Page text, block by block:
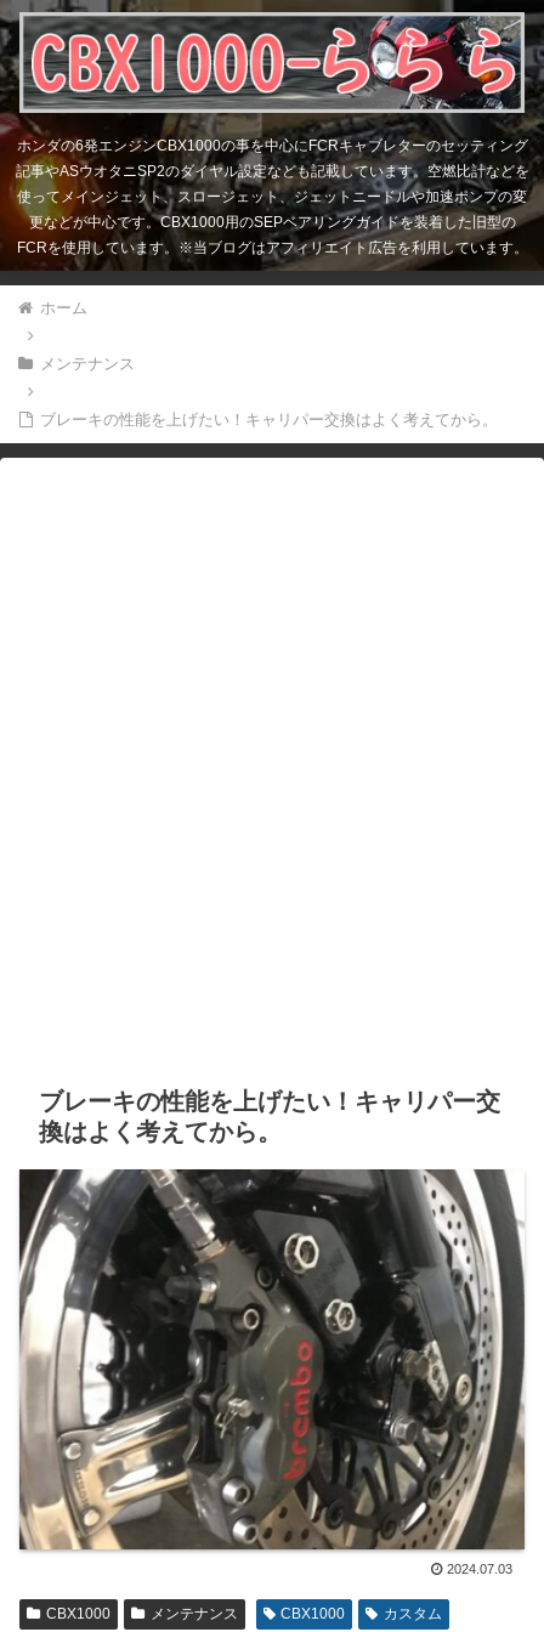
ホンダの6発エンジンCBX1000の事を中心にFCRキャブレターのセッティング
記事やASウオタニSP2のダイヤル設定なども記載しています。空燃比計などを
使ってメインジェット、スロージェット、ジェットニードルや加速ポンプの変
更などが中心です。CBX1000用のSEPベアリングガイドを装着した旧型の
FCRを使用しています。※当ブログはアフィリエイト広告を利用しています。
ホーム
メンテナンス
ブレーキの性能を上げたい！キャリパー交換はよく考えてから。
ブレーキの性能を上げたい！キャリパー交
換はよく考えてから。
2024.07.03
CBX1000 メンテナンス CBX1000 カスタム